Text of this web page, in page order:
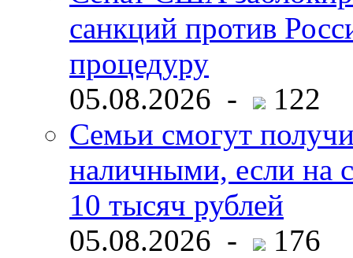
санкций против
процедуру
05.08.2026 -
122
Семьи смогут
наличными, если на
10 тысяч рублей
05.08.2026 -
176